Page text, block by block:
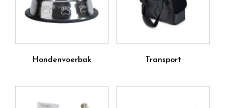
Hondenvoerbak Transport